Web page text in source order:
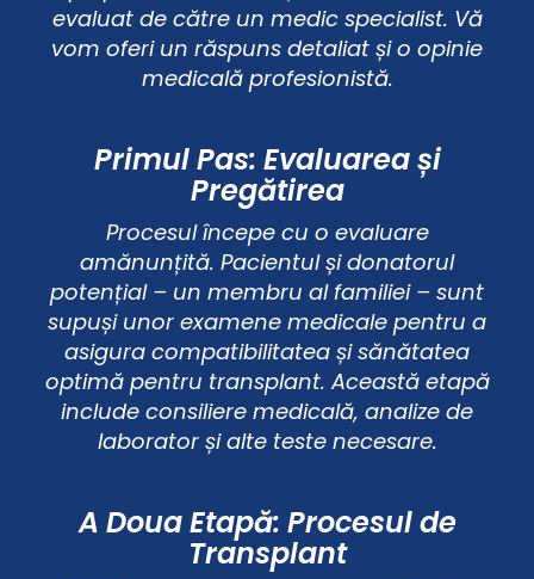
evaluat de către un medic specialist. Vă
vom oferi un răspuns detaliat și o opinie
medicală profesionistă.
Primul Pas: Evaluarea și
Pregătirea
Procesul începe cu o evaluare
amănunțită. Pacientul și donatorul
potențial – un membru al familiei – sunt
supuși unor examene medicale pentru a
asigura compatibilitatea și sănătatea
optimă pentru transplant. Această etapă
include consiliere medicală, analize de
laborator și alte teste necesare.
A Doua Etapă: Procesul de
Transplant